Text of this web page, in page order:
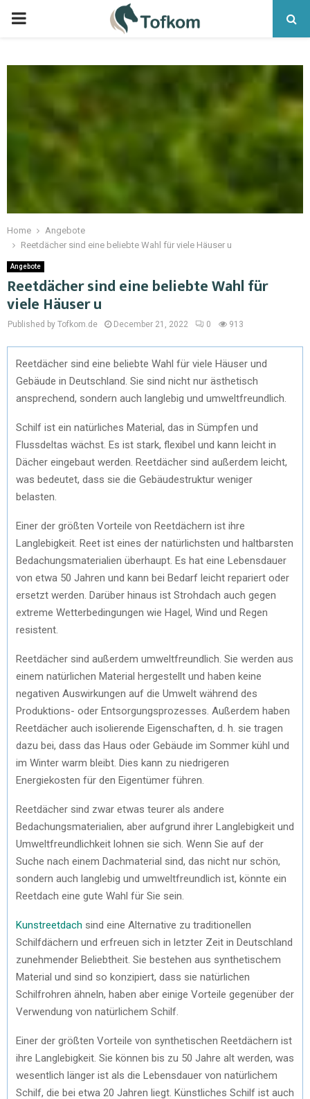
Home
Angebote
Reetdächer sind eine beliebte Wahl für viele Häuser u
Angebote
Reetdächer sind eine beliebte Wahl für
viele Häuser u
Published by Tofkom.de December 21, 2022 0 913
Reetdächer sind eine beliebte Wahl für viele Häuser und
Gebäude in Deutschland. Sie sind nicht nur ästhetisch
ansprechend, sondern auch langlebig und umweltfreundlich.
Schilf ist ein natürliches Material, das in Sümpfen und
Flussdeltas wächst. Es ist stark, flexibel und kann leicht in
Dächer eingebaut werden. Reetdächer sind außerdem leicht,
was bedeutet, dass sie die Gebäudestruktur weniger
belasten.
Einer der größten Vorteile von Reetdächern ist ihre
Langlebigkeit. Reet ist eines der natürlichsten und haltbarsten
Bedachungsmaterialien überhaupt. Es hat eine Lebensdauer
von etwa 50 Jahren und kann bei Bedarf leicht repariert oder
ersetzt werden. Darüber hinaus ist Strohdach auch gegen
extreme Wetterbedingungen wie Hagel, Wind und Regen
resistent.
Reetdächer sind außerdem umweltfreundlich. Sie werden aus
einem natürlichen Material hergestellt und haben keine
negativen Auswirkungen auf die Umwelt während des
Produktions- oder Entsorgungsprozesses. Außerdem haben
Reetdächer auch isolierende Eigenschaften, d. h. sie tragen
dazu bei, dass das Haus oder Gebäude im Sommer kühl und
im Winter warm bleibt. Dies kann zu niedrigeren
Energiekosten für den Eigentümer führen.
Reetdächer sind zwar etwas teurer als andere
Bedachungsmaterialien, aber aufgrund ihrer Langlebigkeit und
Umweltfreundlichkeit lohnen sie sich. Wenn Sie auf der
Suche nach einem Dachmaterial sind, das nicht nur schön,
sondern auch langlebig und umweltfreundlich ist, könnte ein
Reetdach eine gute Wahl für Sie sein.
Kunstreetdach sind eine Alternative zu traditionellen
Schilfdächern und erfreuen sich in letzter Zeit in Deutschland
zunehmender Beliebtheit. Sie bestehen aus synthetischem
Material und sind so konzipiert, dass sie natürlichen
Schilfrohren ähneln, haben aber einige Vorteile gegenüber der
Verwendung von natürlichem Schilf.
Einer der größten Vorteile von synthetischen Reetdächern ist
ihre Langlebigkeit. Sie können bis zu 50 Jahre alt werden, was
wesentlich länger ist als die Lebensdauer von natürlichem
Schilf, die bei etwa 20 Jahren liegt. Künstliches Schilf ist auch